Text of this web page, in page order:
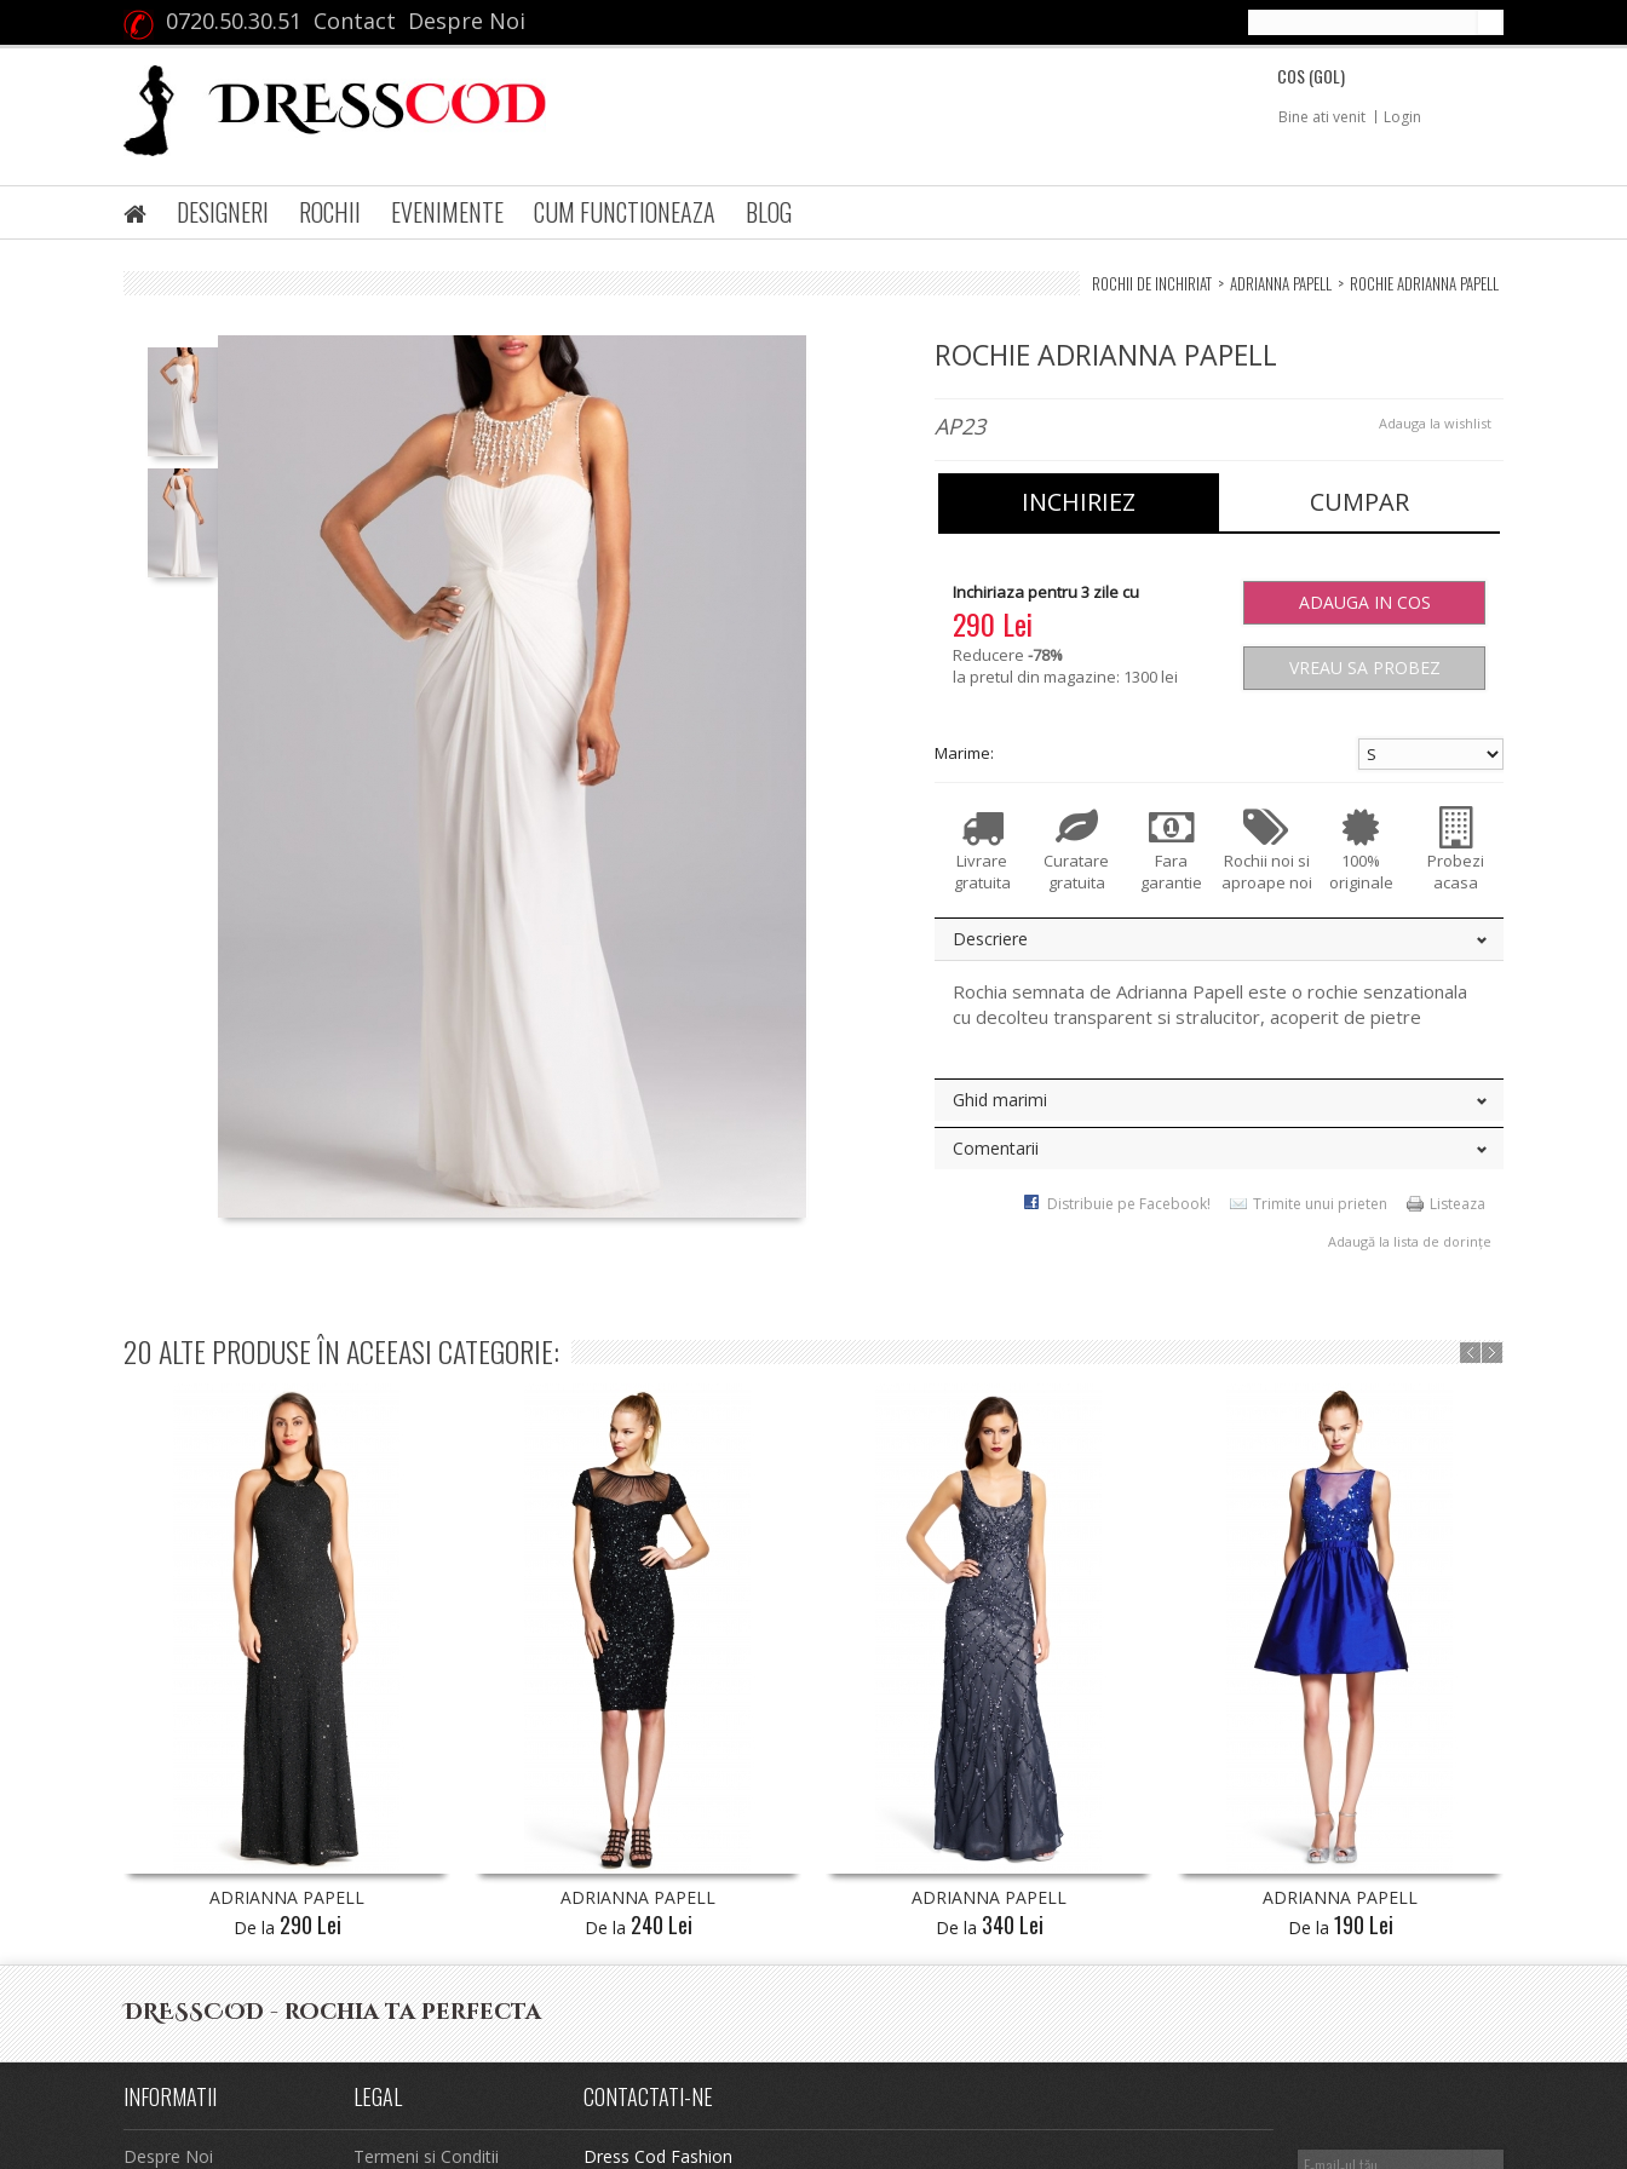
0720.50.30.51 Contact Despre Noi
COS(GOL)
Bine ati venit Login
DESIGNERI ROCHII EVENIMENTE CUM FUNCTIONEAZA BLOG
ROCHII DE INCHIRIAT > ADRIANNA PAPELL > ROCHIE ADRIANNA PAPELL
ROCHIE ADRIANNA PAPELL
Adauga la wishlist
AP23
INCHIRIEZ CUMPAR
Inchiriaza pentru 3 zile cu
290 Lei
Reducere -78%
la pretul din magazine: 1300 lei
ADAUGA IN COS
VREAU SA PROBEZ
Marime:
Livrare
gratuita
Curatare
gratuita
Fara
garantie
Rochii noi si
aproape noi
100%
originale
Probezi
acasa
Descriere
Rochia semnata de Adrianna Papell este o rochie senzationala
cu decolteu transparent si stralucitor, acoperit de pietre
Ghid marimi
Comentarii
Distribuie pe Facebook! Trimite unui prieten Listeaza
Adaugă la lista de dorințe
20 ALTE PRODUSE ÎN ACEEASI CATEGORIE:
ADRIANNA PAPELL
290 Lei
ADRIANNA PAPELL
240 Lei
ADRIANNA PAPELL
340 Lei
ADRIANNA PAPELL
190 Lei
DRESSCOD - rochia ta perfecta
INFORMATII
Despre Noi
LEGAL
Termeni si Conditii
CONTACTATI-NE
Dress Cod Fashion